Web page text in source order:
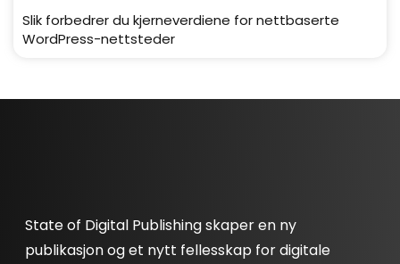
Slik forbedrer du kjerneverdiene for nettbaserte
WordPress-nettsteder
State of Digital Publishing skaper en ny
publikasjon og et nytt fellesskap for digitale